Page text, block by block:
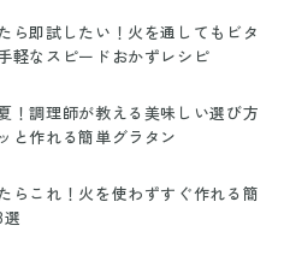
ら即試したい！火を通してもビタ
軽なスピードおかずレシピ
！調理師が教える美味しい選び方
と作れる簡単グラタン
らこれ！火を使わずすぐ作れる簡